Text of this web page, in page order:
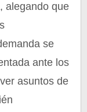
alegando que
se
ante los
asuntos de